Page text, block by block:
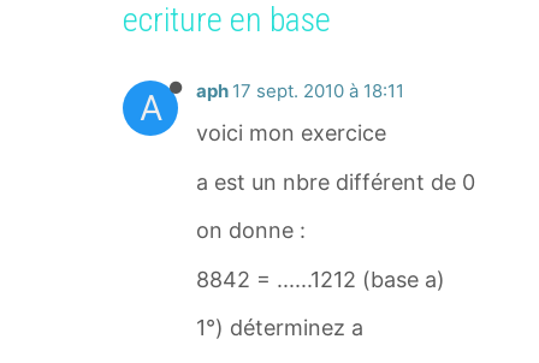
ecriture en base
A aph 17 sept. 2010 à 18:11
voici mon exercice
a est un nbre différent de 0
on donne :
8842 = ......1212 (base a)
1°) déterminez a